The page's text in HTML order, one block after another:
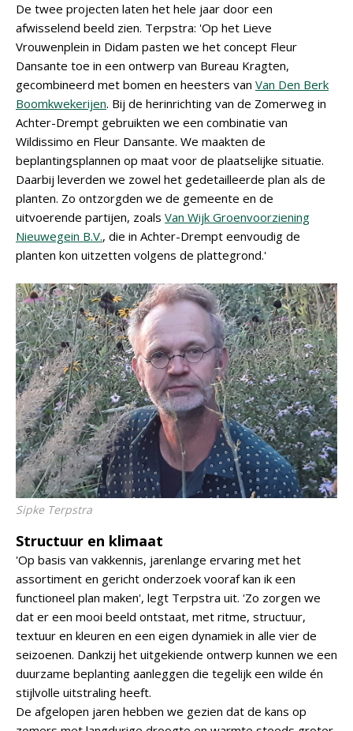
De twee projecten laten het hele jaar door een
afwisselend beeld zien. Terpstra: 'Op het Lieve
Vrouwenplein in Didam pasten we het concept Fleur
Dansante toe in een ontwerp van Bureau Kragten,
gecombineerd met bomen en heesters van Van Den Berk
Boomkwekerijen. Bij de herinrichting van de Zomerweg in
Achter-Drempt gebruikten we een combinatie van
Wildissimo en Fleur Dansante. We maakten de
beplantingsplannen op maat voor de plaatselijke situatie.
Daarbij leverden we zowel het gedetailleerde plan als de
planten. Zo ontzorgden we de gemeente en de
uitvoerende partijen, zoals Van Wijk Groenvoorziening
Nieuwegein B.V., die in Achter-Drempt eenvoudig de
planten kon uitzetten volgens de plattegrond.'
Sipke Terpstra
Structuur en klimaat
'Op basis van vakkennis, jarenlange ervaring met het
assortiment en gericht onderzoek vooraf kan ik een
functioneel plan maken', legt Terpstra uit. 'Zo zorgen we
dat er een mooi beeld ontstaat, met ritme, structuur,
textuur en kleuren en een eigen dynamiek in alle vier de
seizoenen. Dankzij het uitgekiende ontwerp kunnen we een
duurzame beplanting aanleggen die tegelijk een wilde én
stijlvolle uitstraling heeft.
De afgelopen jaren hebben we gezien dat de kans op